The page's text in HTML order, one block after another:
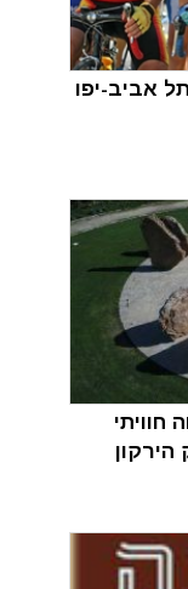
אביב-יפו
חוויתי
הירקון